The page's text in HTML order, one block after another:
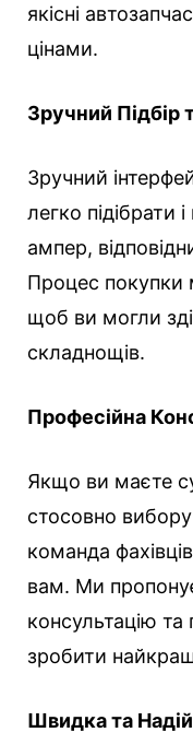
якісні
цінами.
Зручний Підбір
Зручний
легко підібрати
ампер,
Процес
щоб ви могли
складнощів.
Професійна
Якщо ви маєте
стосовно
команда
вам. Ми
консультацію
зробити
Швидка та